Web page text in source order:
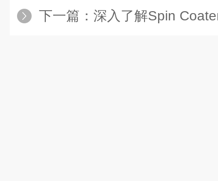
下一篇： 深入了解Spin Coater匀